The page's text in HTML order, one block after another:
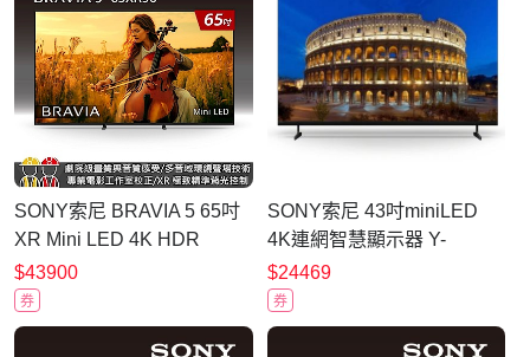
SONY索尼 BRAVIA 5 65吋
XR Mini LED 4K HDR
Google TV顯示器 Y-
65XR50
$43900
券
SONY索尼 43吋miniLED
4K連網智慧顯示器 Y-
43XR30M2 無安裝
$24469
券